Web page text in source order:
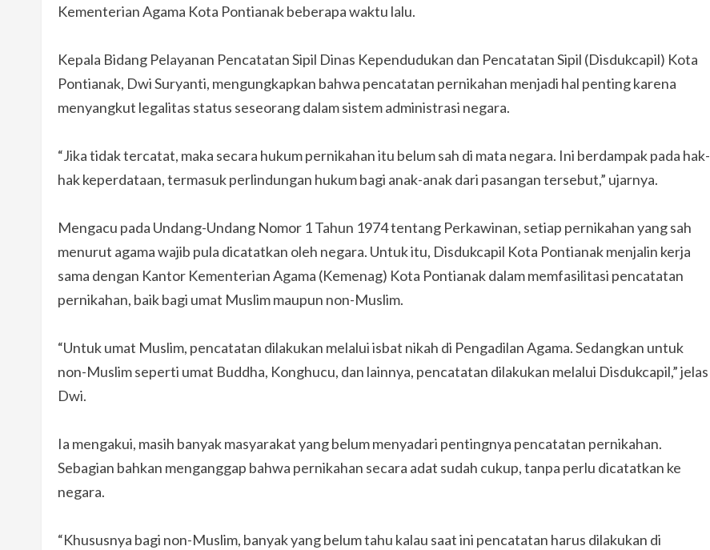
Kementerian Agama Kota Pontianak beberapa waktu lalu.
Kepala Bidang Pelayanan Pencatatan Sipil Dinas Kependudukan dan Pencatatan Sipil (Disdukcapil) Kota
Pontianak, Dwi Suryanti, mengungkapkan bahwa pencatatan pernikahan menjadi hal penting karena
menyangkut legalitas status seseorang dalam sistem administrasi negara.
“Jika tidak tercatat, maka secara hukum pernikahan itu belum sah di mata negara. Ini berdampak pada hak-
hak keperdataan, termasuk perlindungan hukum bagi anak-anak dari pasangan tersebut,” ujarnya.
Mengacu pada Undang-Undang Nomor 1 Tahun 1974 tentang Perkawinan, setiap pernikahan yang sah
menurut agama wajib pula dicatatkan oleh negara. Untuk itu, Disdukcapil Kota Pontianak menjalin kerja
sama dengan Kantor Kementerian Agama (Kemenag) Kota Pontianak dalam memfasilitasi pencatatan
pernikahan, baik bagi umat Muslim maupun non-Muslim.
“Untuk umat Muslim, pencatatan dilakukan melalui isbat nikah di Pengadilan Agama. Sedangkan untuk
non-Muslim seperti umat Buddha, Konghucu, dan lainnya, pencatatan dilakukan melalui Disdukcapil,” jelas
Dwi.
Ia mengakui, masih banyak masyarakat yang belum menyadari pentingnya pencatatan pernikahan.
Sebagian bahkan menganggap bahwa pernikahan secara adat sudah cukup, tanpa perlu dicatatkan ke
negara.
“Khususnya bagi non-Muslim, banyak yang belum tahu kalau saat ini pencatatan harus dilakukan di